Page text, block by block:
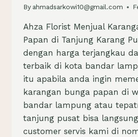
By ahmadsarkowi10@gmail.com
Ahza Florist Menjual
Papan di Tanjung Karang
dengan harga terjangkau
terbaik di kota bandar
itu apabila anda ingin
karangan bunga papan di
bandar lampung atau
tanjung pusat bisa
customer servis kami di